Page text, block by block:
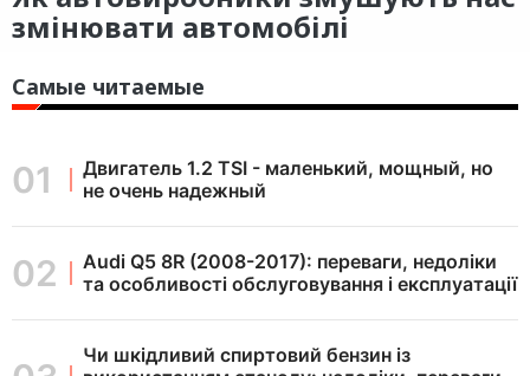
змінювати автомобілі
Самые читаемые
Двигатель 1.2 TSI - маленький, мощный, но
не очень надежный
Audi Q5 8R (2008-2017): переваги, недоліки
та особливості обслуговування і експлуатації
Чи шкідливий спиртовий бензин із